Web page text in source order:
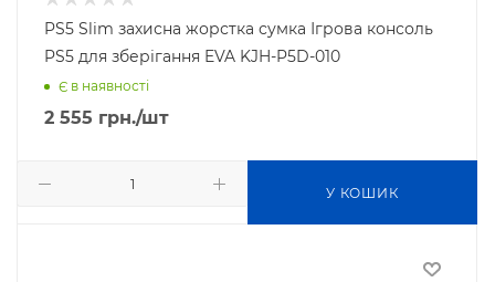
PS5 Slim захисна жорстка сумка Ігрова консоль
PS5 для зберігання EVA KJH-P5D-010
Є в наявності
2 555 грн./шт
У КОШИК